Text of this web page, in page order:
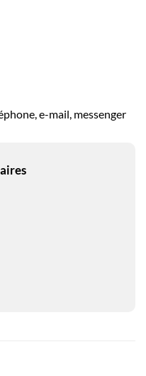
e-mail, messenger